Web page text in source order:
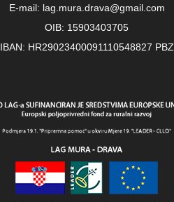
E-mail: lag.mura.drava@gmail.com
OIB: 15903403705
IBAN: HR29023400091110548827 PBZ